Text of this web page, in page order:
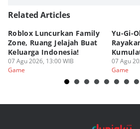
Related Articles
Roblox Luncurkan Family
Zone, Ruang Jelajah Buat
Keluarga Indonesia!
07 Agu 2026, 13:00 WIB
Game
Yu-Gi-
07 Agu
Game